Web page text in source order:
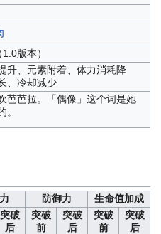
版本）
升、元素附着、体力消耗降
、冷却减少
芭芭拉。「偶像」这个词是她
。
防御力
生命值加成
突破
后
突破
前
突破
后
突破
前
突破
后